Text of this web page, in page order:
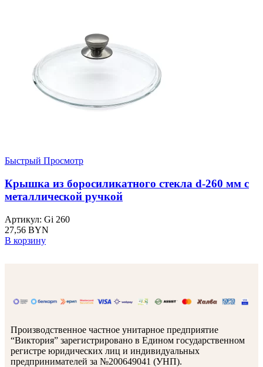
Быстрый Просмотр
Крышка из боросиликатного стекла d-260 мм с
металлической ручкой
Артикул: Gi 260
27,56 BYN
В корзину
Производственное частное унитарное предприятие
“Виктория” зарегистрировано в Едином государственном
регистре юридических лиц и индивидуальных
предпринимателей за №200649041 (УНП).